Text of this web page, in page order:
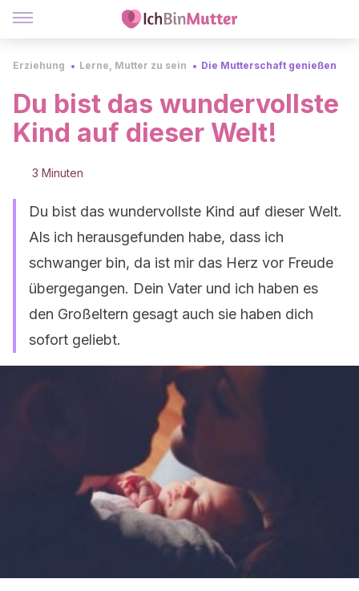
Erziehung Lerne, Mutter zu sein Die Mutterschaft genießen
Du bist das wundervollste
Kind auf dieser Welt!
3 Minuten
Du bist das wundervollste Kind auf dieser Welt.
Als ich herausgefunden habe, dass ich
schwanger bin, da ist mir das Herz vor Freude
übergegangen. Dein Vater und ich haben es
den Großeltern gesagt auch sie haben dich
sofort geliebt.